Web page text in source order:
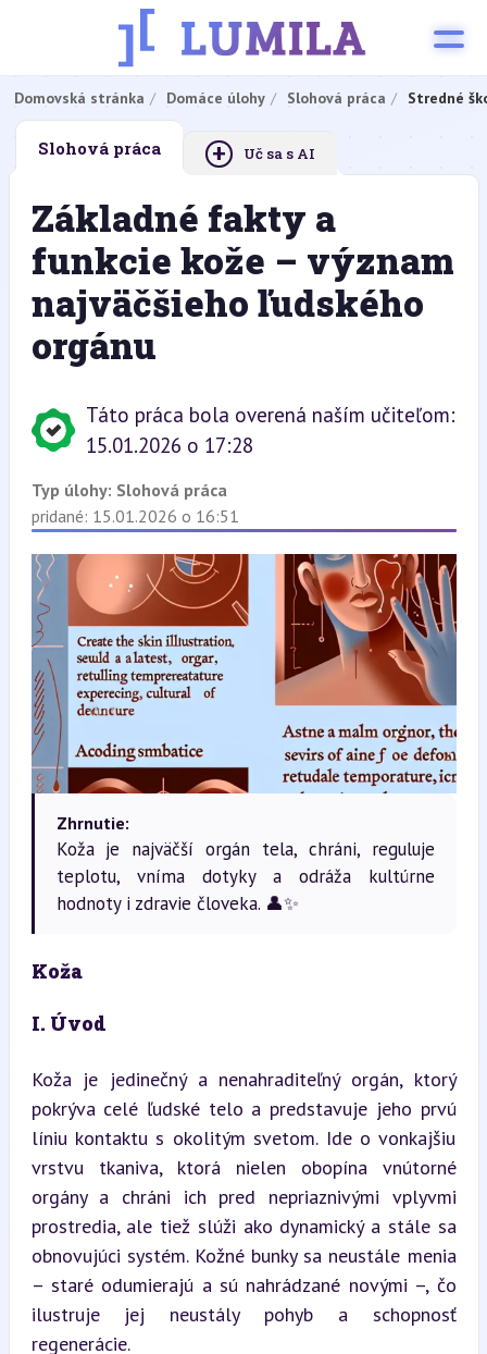
Domovská stránka Domáce úlohy Slohová práca Stredné
Slohová práca + Uč sa s AI
Základné fakty a
funkcie kože – význam
najväčšieho ľudského
orgánu
Táto práca bola overená naším učiteľom:
15.01.2026 o 17:28
Typ úlohy: Slohová práca
pridané: 15.01.2026 o 16:51
Zhrnutie:
Koža je najväčší orgán tela, chráni, reguluje
teplotu, vníma dotyky a odráža kultúrne
hodnoty i zdravie človeka. 👤✨
Koža
I. Úvod
Koža je jedinečný a nenahraditeľný orgán, ktorý
pokrýva celé ľudské telo a predstavuje jeho prvú
líniu kontaktu s okolitým svetom. Ide o vonkajšiu
vrstvu tkaniva, ktorá nielen obopína vnútorné
orgány a chráni ich pred nepriaznivými vplyvmi
prostredia, ale tiež slúži ako dynamický a stále sa
obnovujúci systém. Kožné bunky sa neustále menia
– staré odumierajú a sú nahrádzané novými –, čo
ilustruje jej neustály pohyb a schopnosť
regenerácie.